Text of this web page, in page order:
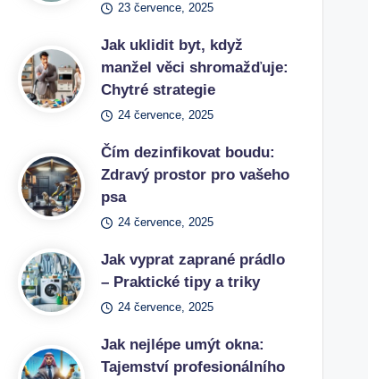
23 července, 2025
Jak uklidit byt, když
manžel věci shromažďuje:
Chytré strategie
24 července, 2025
Čím dezinfikovat boudu:
Zdravý prostor pro vašeho
psa
24 července, 2025
Jak vyprat zaprané prádlo
– Praktické tipy a triky
24 července, 2025
Jak nejlépe umýt okna:
Tajemství profesionálního